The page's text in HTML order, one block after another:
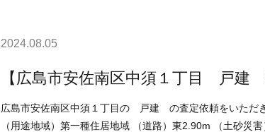
2024.08.05
【広島市安佐南区中須１丁目 戸建
広島市安佐南区中須１丁目の 戸建 の査定依頼をいただきました。
（用途地域）第一種住居地域 （道路）東2.90m （土砂災